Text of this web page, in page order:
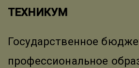
ТЕХНИКУМ
Государственное
профессиональное